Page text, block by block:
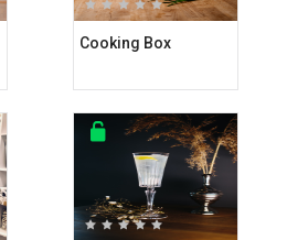
Cooking Box